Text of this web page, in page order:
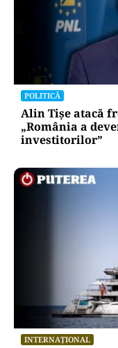
POLITICĂ
Alin Tișe atacă
„România a
investitorilor”
INTERNAȚIONAL